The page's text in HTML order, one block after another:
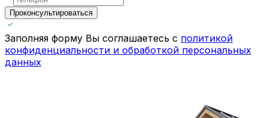
Проконсультироваться
Заполняя форму Вы соглашаетесь с политикой
конфиденциальности и обработкой персональных
данных